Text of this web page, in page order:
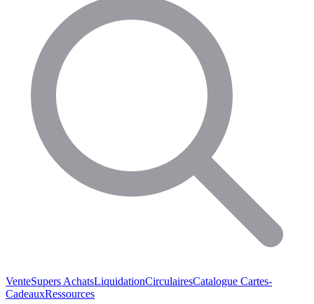
VenteSupers AchatsLiquidationCirculairesCatalogue Cartes-
CadeauxRessources